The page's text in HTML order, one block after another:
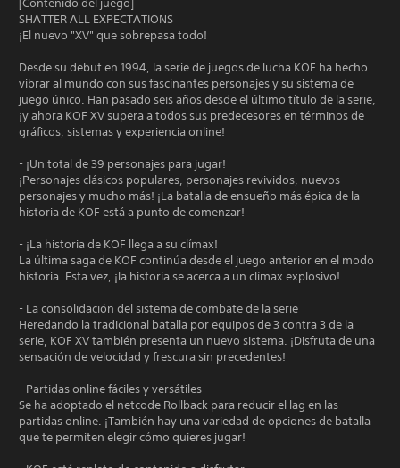
SHATTER ALL EXPECTATIONS
¡El nuevo "XV" que sobrepasa todo!
Desde su debut en 1994, la serie de juegos de lucha KOF ha hecho
vibrar al mundo con sus fascinantes personajes y su sistema de
juego único. Han pasado seis años desde el último título de la serie,
¡y ahora KOF XV supera a todos sus predecesores en términos de
gráficos, sistemas y experiencia online!
- ¡Un total de 39 personajes para jugar!
¡Personajes clásicos populares, personajes revividos, nuevos
personajes y mucho más! ¡La batalla de ensueño más épica de la
historia de KOF está a punto de comenzar!
- ¡La historia de KOF llega a su clímax!
La última saga de KOF continúa desde el juego anterior en el modo
historia. Esta vez, ¡la historia se acerca a un clímax explosivo!
- La consolidación del sistema de combate de la serie
Heredando la tradicional batalla por equipos de 3 contra 3 de la
serie, KOF XV también presenta un nuevo sistema. ¡Disfruta de una
sensación de velocidad y frescura sin precedentes!
- Partidas online fáciles y versátiles
Se ha adoptado el netcode Rollback para reducir el lag en las
partidas online. ¡También hay una variedad de opciones de batalla
que te permiten elegir cómo quieres jugar!